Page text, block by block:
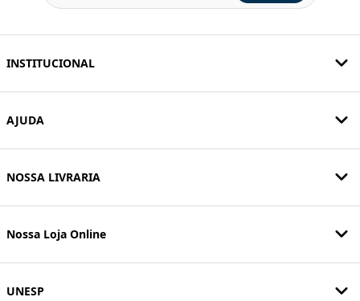
INSTITUCIONAL
AJUDA
NOSSA LIVRARIA
Nossa Loja Online
UNESP